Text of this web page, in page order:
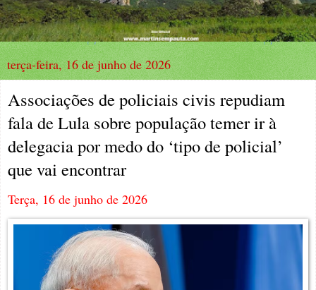
terça-feira, 16 de junho de 2026
Associações de policiais civis repudiam
fala de Lula sobre população temer ir à
delegacia por medo do ‘tipo de policial’
que vai encontrar
Terça, 16 de junho de 2026